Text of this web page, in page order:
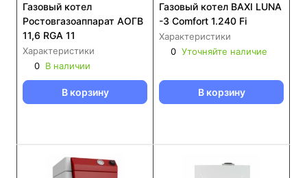
Газовый котел
Ростовгазоаппарат АОГВ
11,6 RGA 11
Характеристики
0 В наличии
В корзину
Газовый котел BAXI LUNA
-3 Comfort 1.240 Fi
Характеристики
0 Уточняйте наличие
В корзину